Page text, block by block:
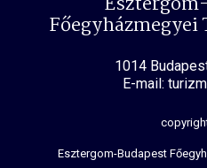
1014
E-mail:
Esztergom-Budapest